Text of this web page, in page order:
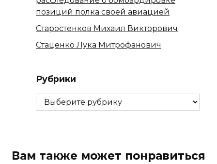
позиций полка своей авиацией
Старостенков Михаил Викторович
Стаценко Лука Митрофанович
Рубрики
Рубрики
Вам также может понравиться